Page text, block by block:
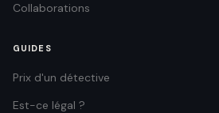
Collaborations
GUIDES
Prix d'un détective
Est-ce légal ?